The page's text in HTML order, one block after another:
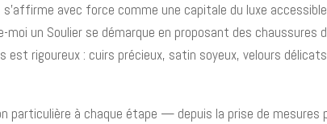
s’affirme avec force comme une capitale du luxe
moi un Soulier se démarque en proposant des
est rigoureux : cuirs précieux, satin soyeux, velours
particulière à chaque étape — depuis la prise de mesures